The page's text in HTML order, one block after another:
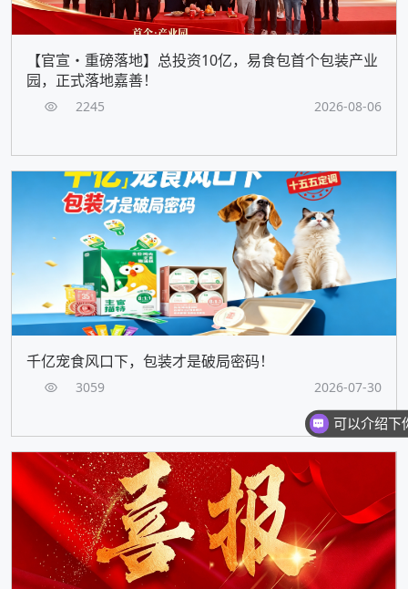
【官宣・重磅落地】总投资10亿，易食包首个包装产业
园，正式落地嘉善！
2245 2026-08-06
千亿宠食风口下，包装才是破局密码！
3059 2026-07-30